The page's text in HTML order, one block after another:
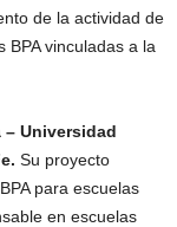
de la actividad de
BPA vinculadas a la
– Universidad
Su proyecto
para escuelas
en escuelas